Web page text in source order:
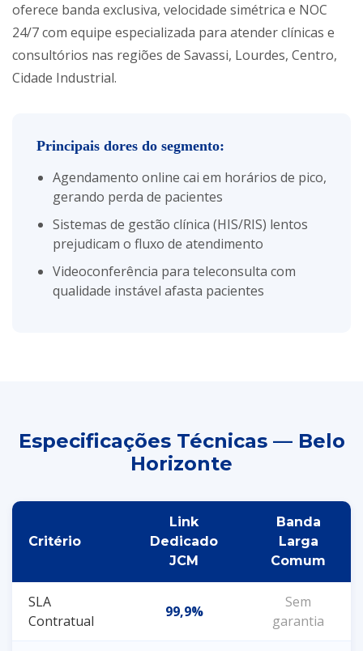
oferece banda exclusiva, velocidade simétrica e NOC
24/7 com equipe especializada para atender clínicas e
consultórios nas regiões de Savassi, Lourdes, Centro,
Cidade Industrial.
Principais dores do segmento:
Agendamento online cai em horários de pico,
gerando perda de pacientes
Sistemas de gestão clínica (HIS/RIS) lentos
prejudicam o fluxo de atendimento
Videoconferência para teleconsulta com
qualidade instável afasta pacientes
Especificações Técnicas — Belo
Horizonte
Critério
Link
Dedicado
JCM
Banda
Larga
Comum
SLA
Contratual
99,9%
Sem
garantia